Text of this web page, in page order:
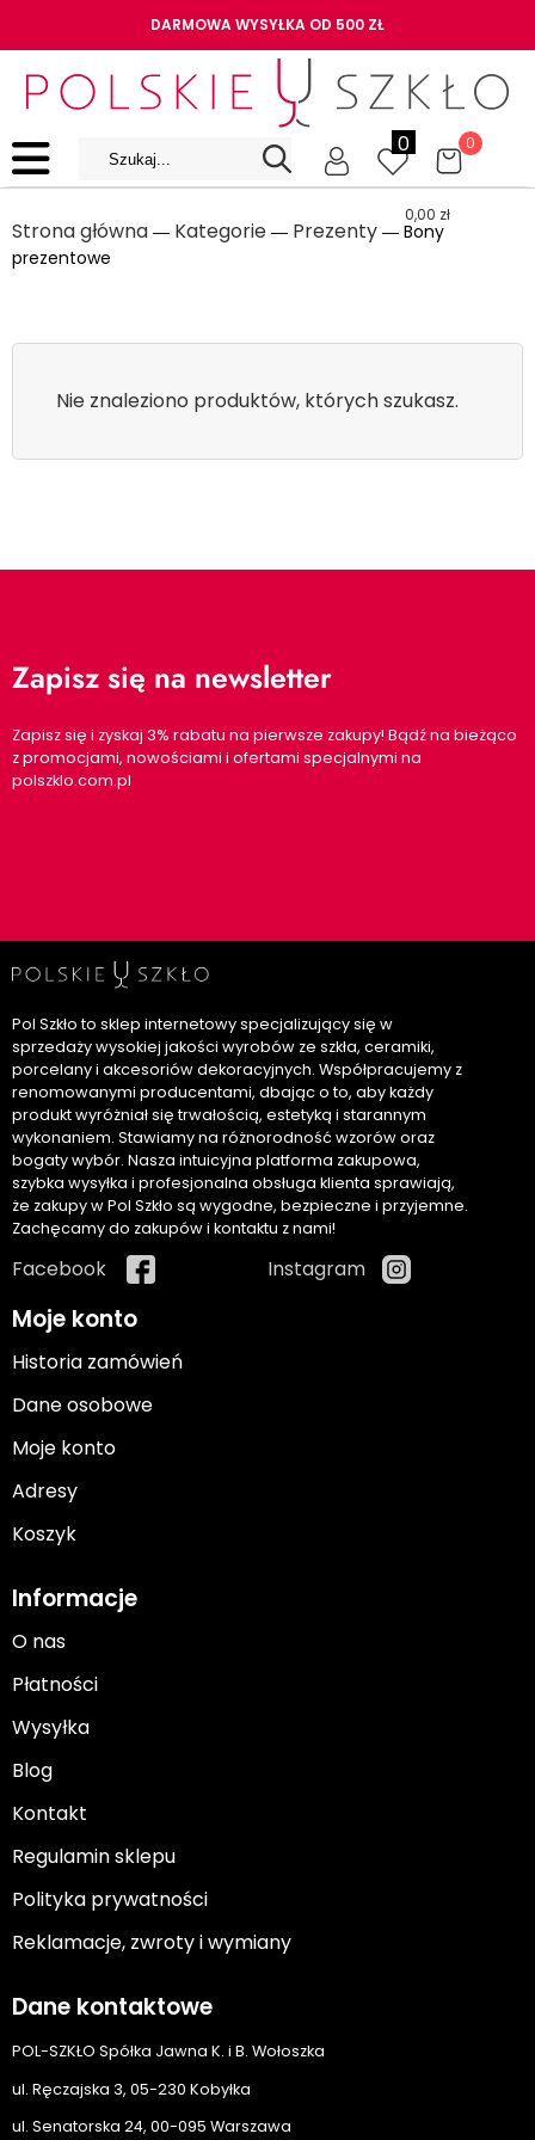
DARMOWA WYSYŁKA OD 500 ZŁ
0 0
0,00 zł
Strona główna ― Kategorie ― Prezenty ― Bony
prezentowe
Nie znaleziono produktów, których szukasz.
Zapisz się na newsletter
Zapisz się i zyskaj 3% rabatu na pierwsze zakupy! Bądź na bieżąco
z promocjami, nowościami i ofertami specjalnymi na
polszklo.com.pl
Pol Szkło to sklep internetowy specjalizujący się w
sprzedaży wysokiej jakości wyrobów ze szkła, ceramiki,
porcelany i akcesoriów dekoracyjnych. Współpracujemy z
renomowanymi producentami, dbając o to, aby każdy
produkt wyróżniał się trwałością, estetyką i starannym
wykonaniem. Stawiamy na różnorodność wzorów oraz
bogaty wybór. Nasza intuicyjna platforma zakupowa,
szybka wysyłka i profesjonalna obsługa klienta sprawiają,
że zakupy w Pol Szkło są wygodne, bezpieczne i przyjemne.
Zachęcamy do zakupów i kontaktu z nami!
Facebook Instagram
Moje konto
Historia zamówień
Dane osobowe
Moje konto
Adresy
Koszyk
Informacje
O nas
Płatności
Wysyłka
Blog
Kontakt
Regulamin sklepu
Polityka prywatności
Reklamacje, zwroty i wymiany
Dane kontaktowe
POL-SZKŁO Spółka Jawna K. i B. Wołoszka
ul. Ręczajska 3, 05-230 Kobyłka
ul. Senatorska 24, 00-095 Warszawa